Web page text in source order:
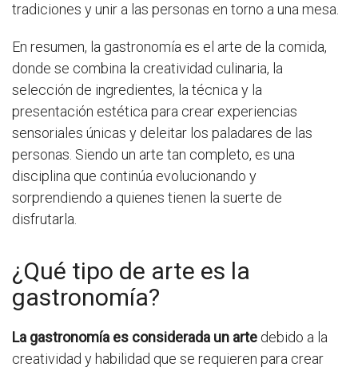
tradiciones y unir a las personas en torno a una mesa.
En resumen, la gastronomía es el arte de la comida,
donde se combina la creatividad culinaria, la
selección de ingredientes, la técnica y la
presentación estética para crear experiencias
sensoriales únicas y deleitar los paladares de las
personas. Siendo un arte tan completo, es una
disciplina que continúa evolucionando y
sorprendiendo a quienes tienen la suerte de
disfrutarla.
¿Qué tipo de arte es la
gastronomía?
La gastronomía es considerada un arte debido a la
creatividad y habilidad que se requieren para crear